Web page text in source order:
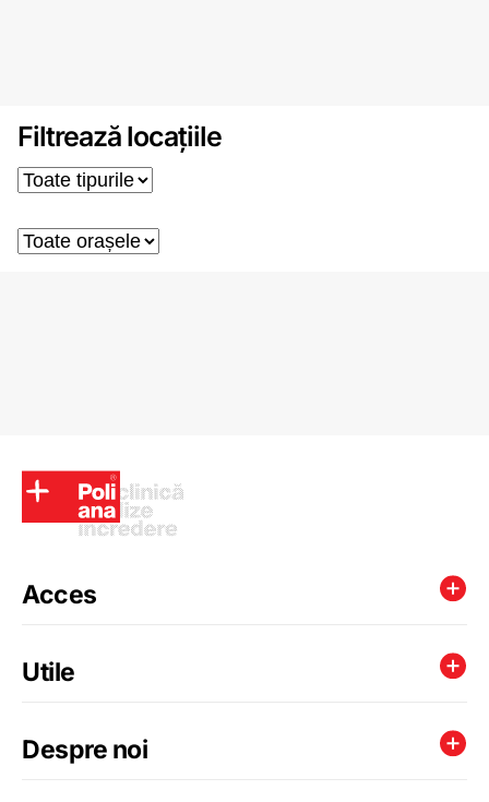
Filtrează locațiile
Acces
Utile
Despre noi